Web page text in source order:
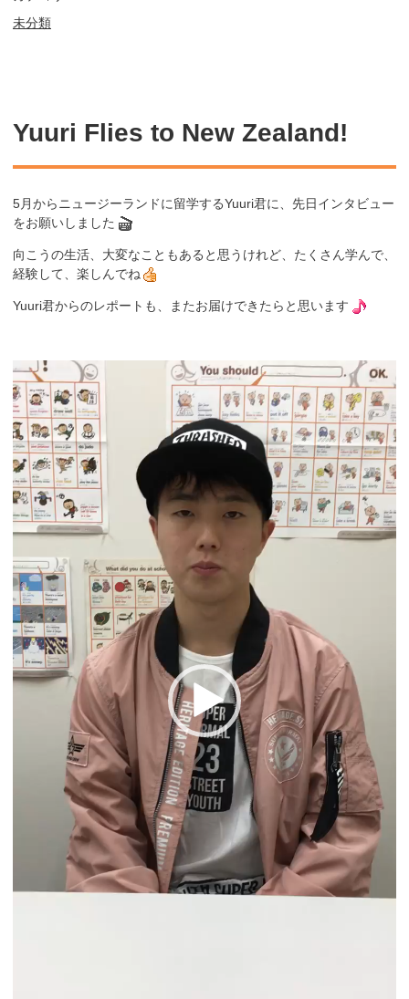
未分類
Yuuri Flies to New Zealand!
5月からニュージーランドに留学するYuuri君に、先日インタビュー
をお願いしました
向こうの生活、大変なこともあると思うけれど、たくさん学んで、
経験して、楽しんでね
Yuuri君からのレポートも、またお届けできたらと思います
動
画
プ
レ
ー
ー